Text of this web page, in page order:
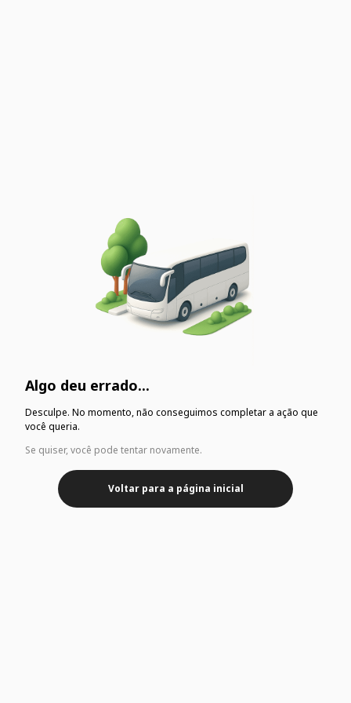
Algo deu errado...
Desculpe. No momento, não conseguimos completar a ação que
você queria.
Se quiser, você pode tentar novamente.
Voltar para a página inicial